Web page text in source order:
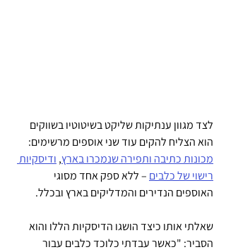
לצד מגוון ענתיקות שליקט בשיטוטיו בשווקים
הוא הצליח להקים עוד שני אוספים מרשימים:
מכונות כתיבה ותפירה שנמכרו בארץ, ודיסקיות
רישוי של כלבים – ללא ספק אחד מסוגי
האוספים הנדירים והמדליקים בארץ ובכלל.
שאלתי אותו כיצד הושגו הדיסקיות הללו והוא
הסביר: "כאשר עבדתי כלוכד כלבים עבור